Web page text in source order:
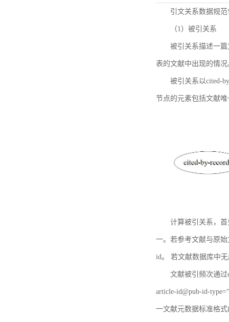
引文关系数据规
（1）被引关系
被引关系描述一
表的文献中出现的情况
被引关系以cited-
节点的元素包括文献
计算被引关系，
一。若参考文献与原
id。 若文献数据库中
文献被引频次通
article-id@pub-id-
一文献元数据标准格